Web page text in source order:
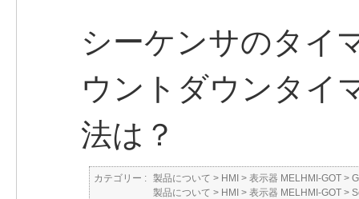
シーケンサのタイ
ウントダウンタイ
法は？
カテゴリー : 製品について > HMI > 表示器 MELHMI-GOT >
製品について > HMI > 表示器 MELHMI-GOT >